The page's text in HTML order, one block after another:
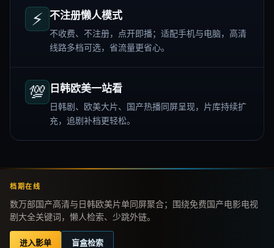
⚡ 不注册懒人模式
不收费、不注册，点开即播；适配手机与电脑，高清
线路多档可选，省流量更省心。
💯 日韩欧美一站看
日韩剧、欧美大片、国产热播同屏呈现，片库持续扩
充，追剧补档更轻松。
档期在线
数万部国产高清与日韩欧美片单同屏聚合；围绕免费国产电影电视
剧大全关键词，懒人检索、少跳外链。
进入影单 盲盒检索